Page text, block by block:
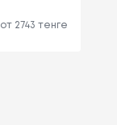
от 2743 тенге